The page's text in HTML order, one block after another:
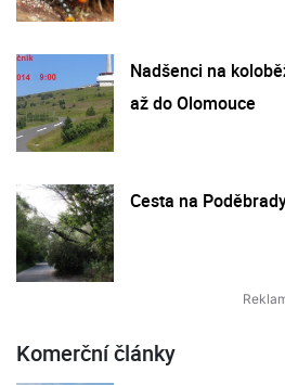
Nadšenci na
až do Olomouce
Cesta na
Komerční články